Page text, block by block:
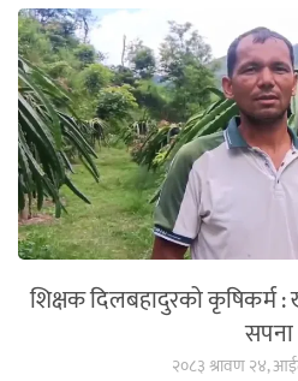
शिक्षक दिलबहादुरको कृषिकर्म :
सपना
२०८३ श्रावण २४,